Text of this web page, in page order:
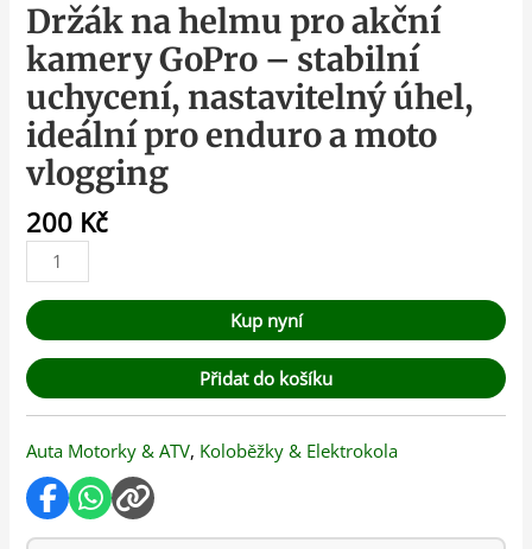
Držák na helmu pro akční
kamery GoPro – stabilní
uchycení, nastavitelný úhel,
ideální pro enduro a moto
vlogging
200 Kč
Kup nyní
Přidat do košíku
Auta Motorky & ATV, Koloběžky & Elektrokola